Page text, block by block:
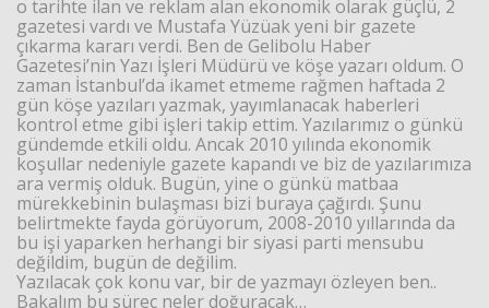
o tarihte ilan ve reklam alan ekonomik olarak güçlü, 2
gazetesi vardı ve Mustafa Yüzüak yeni bir gazete
çıkarma kararı verdi. Ben de Gelibolu Haber
Gazetesi’nin Yazı İşleri Müdürü ve köşe yazarı oldum. O
zaman İstanbul’da ikamet etmeme rağmen haftada 2
gün köşe yazıları yazmak, yayımlanacak haberleri
kontrol etme gibi işleri takip ettim. Yazılarımız o günkü
gündemde etkili oldu. Ancak 2010 yılında ekonomik
koşullar nedeniyle gazete kapandı ve biz de yazılarımıza
ara vermiş olduk. Bugün, yine o günkü matbaa
mürekkebinin bulaşması bizi buraya çağırdı. Şunu
belirtmekte fayda görüyorum, 2008-2010 yıllarında da
bu işi yaparken herhangi bir siyasi parti mensubu
değildim, bugün de değilim.
Yazılacak çok konu var, bir de yazmayı özleyen ben..
Bakalım bu süreç neler doğuracak…
Haberin Doğru Adresi.